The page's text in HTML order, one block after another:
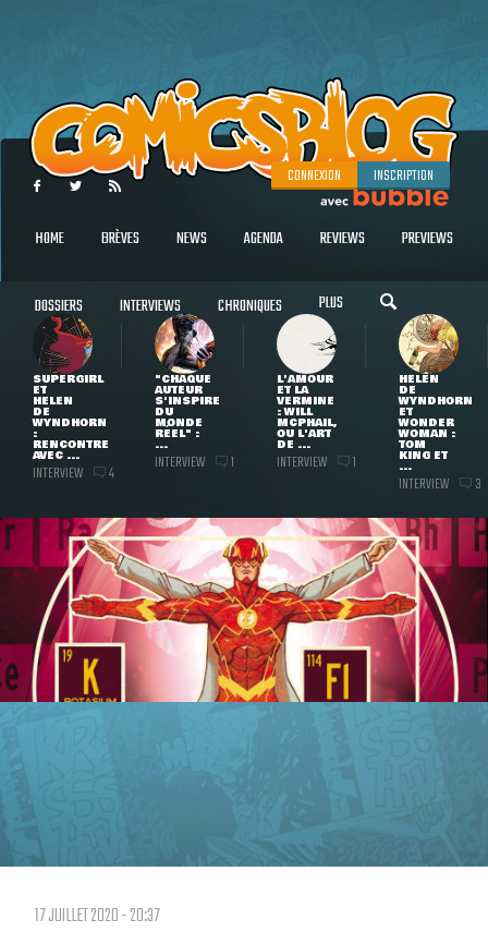
CONNEXION INSCRIPTION
HOME BRÈVES NEWS AGENDA REVIEWS PREVIEWS
DOSSIERS INTERVIEWS CHRONIQUES PLUS
SUPERGIRL
ET
HELEN
DE
WYNDHORN
:
RENCONTRE
AVEC ...
INTERVIEW 4
"CHAQUE
AUTEUR
S'INSPIRE
DU
MONDE
RÉEL" :
...
INTERVIEW 1
L'AMOUR
ET LA
VERMINE
: WILL
MCPHAIL,
OU L'ART
DE ...
INTERVIEW 1
HELEN
DE
WYNDHORN
ET
WONDER
WOMAN :
TOM
KING ET
...
INTERVIEW 3
17 JUILLET 2020 - 20:37